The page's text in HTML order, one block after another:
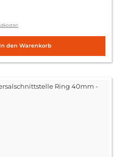
den Warenkorb